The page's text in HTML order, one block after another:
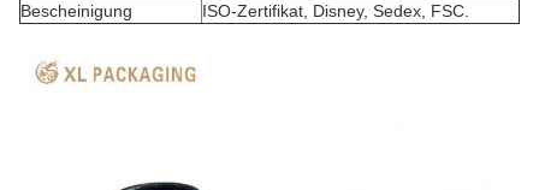
Bescheinigung
ISO-Zertifikat, Disney, Sedex, FSC.